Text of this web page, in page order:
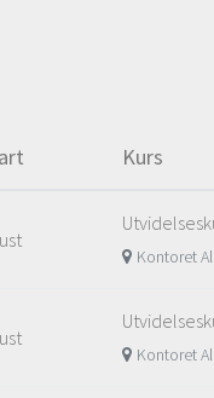
Kurs
Kontoret
Kontoret